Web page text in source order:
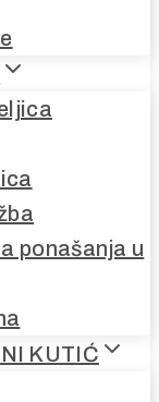
ponašanja u
KUTIĆ